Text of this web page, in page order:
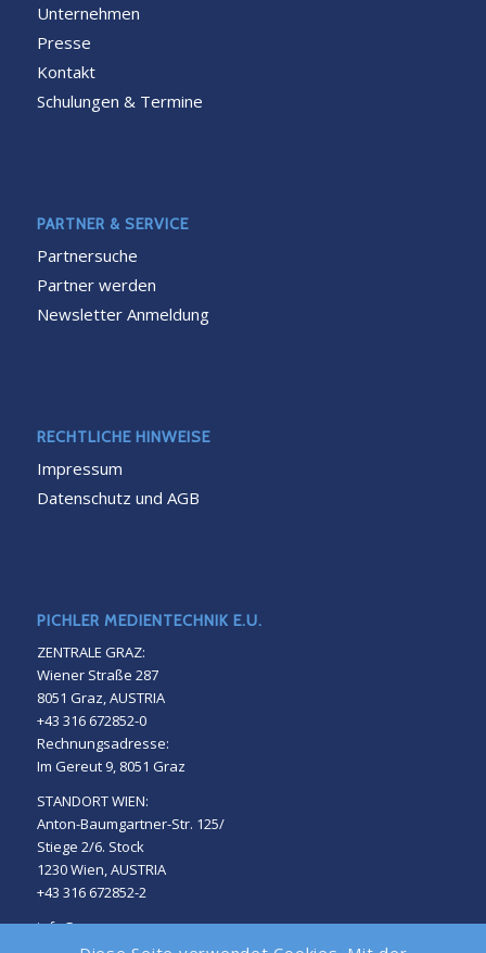
Unternehmen
Presse
Kontakt
Schulungen & Termine
PARTNER & SERVICE
Partnersuche
Partner werden
Newsletter Anmeldung
RECHTLICHE HINWEISE
Impressum
Datenschutz und AGB
PICHLER MEDIENTECHNIK E.U.
ZENTRALE GRAZ:
Wiener Straße 287
8051 Graz, AUSTRIA
+43 316 672852-0
Rechnungsadresse:
Im Gereut 9, 8051 Graz
STANDORT WIEN:
Anton-Baumgartner-Str. 125/
Stiege 2/6. Stock
1230 Wien, AUSTRIA
+43 316 672852-2
info@easescreen.com